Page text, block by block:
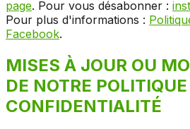
page. Pour vous désabonner :
Pour plus d'informations :
Facebook.
MISES À JOUR OU
DE NOTRE
CONFIDENTIALITÉ